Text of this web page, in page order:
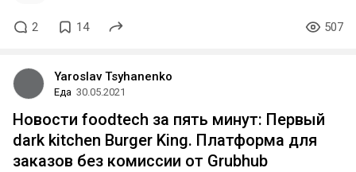
2 14 507
Yaroslav Tsyhanenko
Еда 30.05.2021
Новости foodtech за пять минут: Первый
dark kitchen Burger King. Платформа для
заказов без комиссии от Grubhub